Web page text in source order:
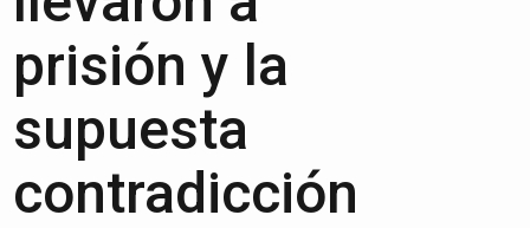
prisión y la
supuesta
contradicción